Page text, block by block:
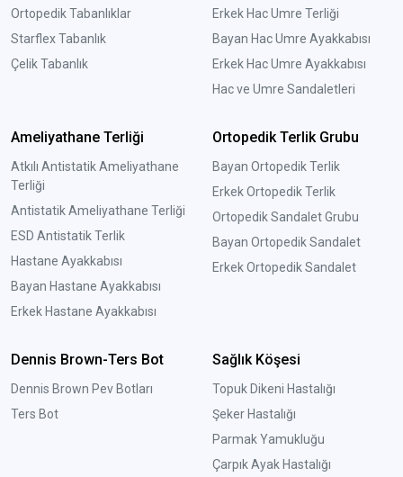
Ortopedik Tabanlıklar
Starflex Tabanlık
Çelik Tabanlık
Erkek Hac Umre Terliği
Bayan Hac Umre Ayakkabısı
Erkek Hac Umre Ayakkabısı
Hac ve Umre Sandaletleri
Ameliyathane Terliği
Atkılı Antistatik Ameliyathane
Terliği
Antistatik Ameliyathane Terliği
ESD Antistatik Terlik
Hastane Ayakkabısı
Bayan Hastane Ayakkabısı
Erkek Hastane Ayakkabısı
Ortopedik Terlik Grubu
Bayan Ortopedik Terlik
Erkek Ortopedik Terlik
Ortopedik Sandalet Grubu
Bayan Ortopedik Sandalet
Erkek Ortopedik Sandalet
Dennis Brown-Ters Bot
Dennis Brown Pev Botları
Ters Bot
Sağlık Köşesi
Topuk Dikeni Hastalığı
Şeker Hastalığı
Parmak Yamukluğu
Çarpık Ayak Hastalığı